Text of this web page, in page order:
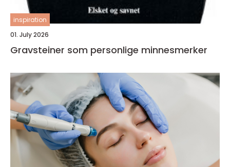
inspiration
01. July 2026
Gravsteiner som personlige minnesmerker